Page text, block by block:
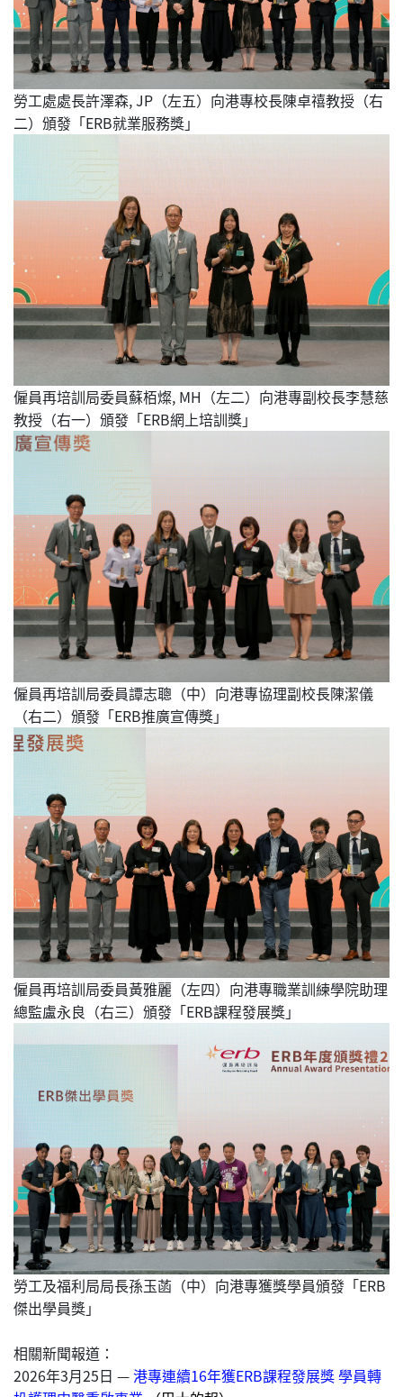
勞工處處長許澤森, JP（左五）向港專校長陳卓禧教授（右
二）頒發「ERB就業服務獎」
僱員再培訓局委員蘇栢燦, MH（左二）向港專副校長李慧慈
教授（右一）頒發「ERB網上培訓獎」
僱員再培訓局委員譚志聰（中）向港專協理副校長陳潔儀
（右二）頒發「ERB推廣宣傳獎」
僱員再培訓局委員黃雅麗（左四）向港專職業訓練學院助理
總監盧永良（右三）頒發「ERB課程發展獎」
勞工及福利局局長孫玉菡（中）向港專獲獎學員頒發「ERB
傑出學員獎」
相關新聞報道：
2026年3月25日 —港專連續16年獲ERB課程發展獎 學員轉